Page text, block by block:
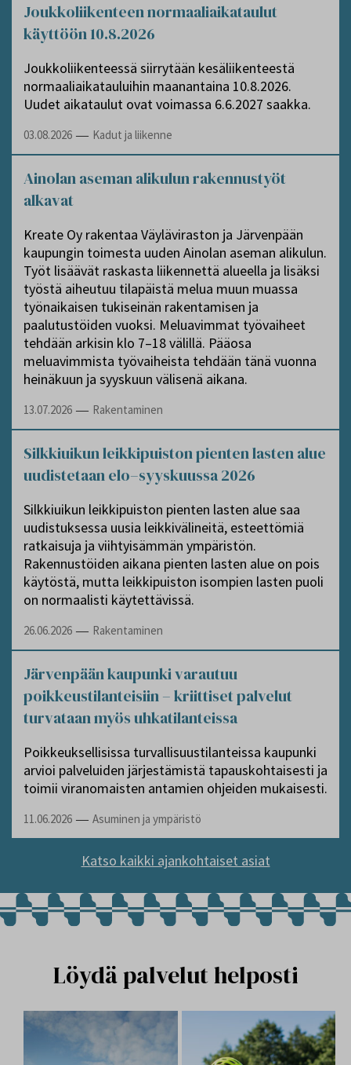
Joukkoliikenteen normaaliaikataulut
käyttöön 10.8.2026
Joukkoliikenteessä siirrytään kesäliikenteestä
normaaliaikatauluihin maanantaina 10.8.2026.
Uudet aikataulut ovat voimassa 6.6.2027 saakka.
03.08.2026 — Kadut ja liikenne
Ainolan aseman alikulun rakennustyöt
alkavat
Kreate Oy rakentaa Väyläviraston ja Järvenpään
kaupungin toimesta uuden Ainolan aseman alikulun.
Työt lisäävät raskasta liikennettä alueella ja lisäksi
työstä aiheutuu tilapäistä melua muun muassa
työnaikaisen tukiseinän rakentamisen ja
paalutustöiden vuoksi. Meluavimmat työvaiheet
tehdään arkisin klo 7–18 välillä. Pääosa
meluavimmista työvaiheista tehdään tänä vuonna
heinäkuun ja syyskuun välisenä aikana.
13.07.2026 — Rakentaminen
Silkkiuikun leikkipuiston pienten lasten alue
uudistetaan elo–syyskuussa 2026
Silkkiuikun leikkipuiston pienten lasten alue saa
uudistuksessa uusia leikkivälineitä, esteettömiä
ratkaisuja ja viihtyisämmän ympäristön.
Rakennustöiden aikana pienten lasten alue on pois
käytöstä, mutta leikkipuiston isompien lasten puoli
on normaalisti käytettävissä.
26.06.2026 — Rakentaminen
Järvenpään kaupunki varautuu
poikkeustilanteisiin – kriittiset palvelut
turvataan myös uhkatilanteissa
Poikkeuksellisissa turvallisuustilanteissa kaupunki
arvioi palveluiden järjestämistä tapauskohtaisesti ja
toimii viranomaisten antamien ohjeiden mukaisesti.
11.06.2026 — Asuminen ja ympäristö
Katso kaikki ajankohtaiset asiat
Löydä palvelut helposti